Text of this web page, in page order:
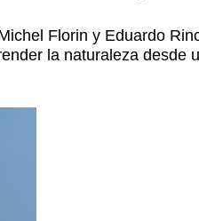
Florin y Eduardo
la naturaleza